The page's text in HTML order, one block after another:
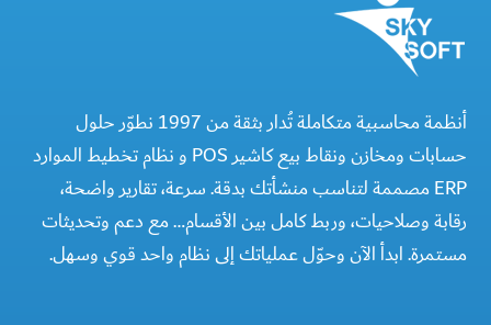
أنظمة محاسبية متكاملة تُدار بثقة من 1997 نطوّر حلول
حسابات ومخازن ونقاط بيع كاشير POS و نظام تخطيط الموارد
ERP مصممة لتناسب منشأتك بدقة. سرعة، تقارير واضحة،
رقابة وصلاحيات، وربط كامل بين الأقسام… مع دعم وتحديثات
مستمرة. ابدأ الآن وحوّل عملياتك إلى نظام واحد قوي وسهل.